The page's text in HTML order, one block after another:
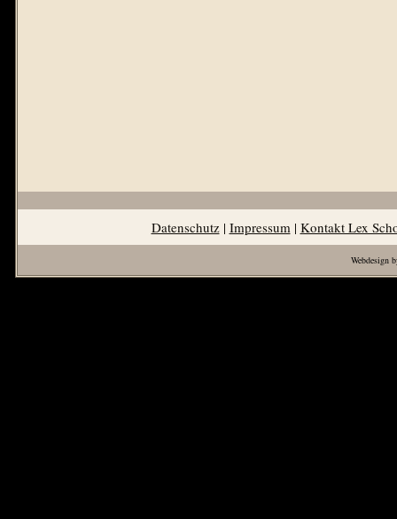
Datenschutz| Impressum| Kontakt Lex
Webdesign